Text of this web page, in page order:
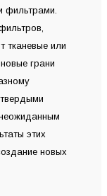
фильтрами.
тканевые или
грани
этих
новых